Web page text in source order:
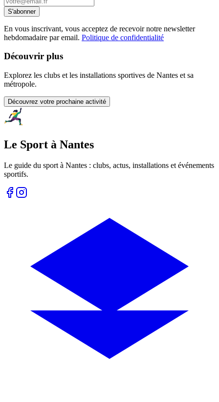
S'abonner
En vous inscrivant, vous acceptez de recevoir notre newsletter
hebdomadaire par email. Politique de confidentialité
Découvrir plus
Explorez les clubs et les installations sportives de Nantes et sa
métropole.
Découvrez votre prochaine activité
Le Sport à Nantes
Le guide du sport à Nantes : clubs, actus, installations et événements
sportifs.